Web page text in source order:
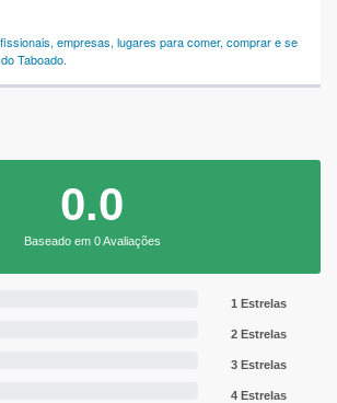
empresas, lugares para comer, comprar e se
Taboado.
0.0
Baseado em 0 Avaliações
1 Estrelas
2 Estrelas
3 Estrelas
4 Estrelas